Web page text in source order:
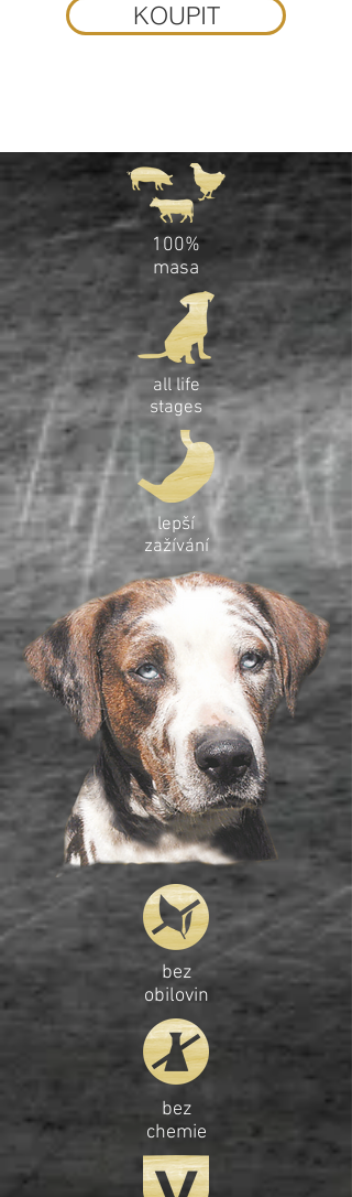
KOUPIT
100%
masa
all life
stages
lepší
zažívání
bez
obilovin
bez
chemie